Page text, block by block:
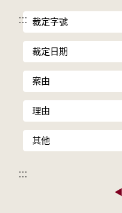
::: 裁定字號
裁定日期
案由
理由
其他
:::
◀